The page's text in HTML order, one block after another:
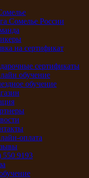
Сомелье России
на сертификат
сертификаты
обучение
обучение
оплата
550 9193